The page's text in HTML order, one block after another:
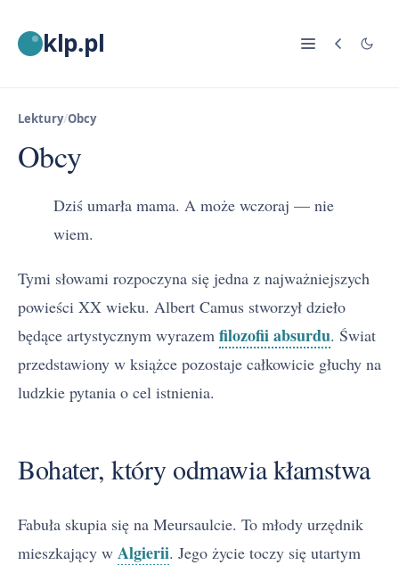
klp.pl
Lektury/Obcy
Obcy
Dziś umarła mama. A może wczoraj — nie
wiem.
Tymi słowami rozpoczyna się jedna z najważniejszych
powieści XX wieku. Albert Camus stworzył dzieło
będące artystycznym wyrazem filozofii absurdu. Świat
przedstawiony w książce pozostaje całkowicie głuchy na
ludzkie pytania o cel istnienia.
Bohater, który odmawia kłamstwa
Fabuła skupia się na Meursaulcie. To młody urzędnik
mieszkający w Algierii. Jego życie toczy się utartym